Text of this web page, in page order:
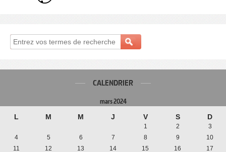
CALENDRIER
mars 2024
L M M J V S D
1 2
3
4
5 6 7 8 9
10
11
12 13 14 15 16
17